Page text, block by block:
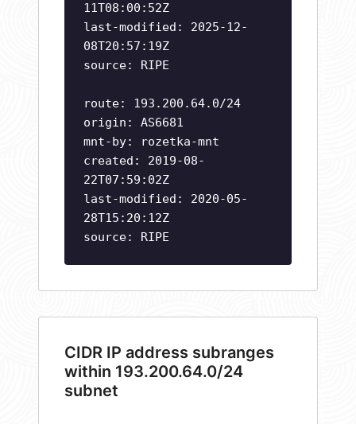
11T08:00:52Z
last-modified: 2025-12-
08T20:57:19Z
source: RIPE
route: 193.200.64.0/24
origin: AS6681
mnt-by: rozetka-mnt
created: 2019-08-
22T07:59:02Z
last-modified: 2020-05-
28T15:20:12Z
source: RIPE
CIDR IP address subranges
within 193.200.64.0/24
subnet